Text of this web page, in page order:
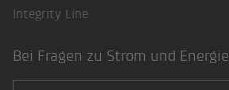
Integrity Line
Bei Fragen zu Strom und Energie